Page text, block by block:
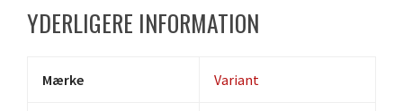
YDERLIGERE INFORMATION
Mærke Variant